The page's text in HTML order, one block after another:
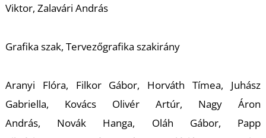
Viktor, Zalavári András
Grafika szak, Tervezőgrafika szakirány
Aranyi Flóra, Filkor Gábor, Horváth Tímea, Juhász
Gabriella, Kovács Olivér Artúr, Nagy Áron
András, Novák Hanga, Oláh Gábor, Papp